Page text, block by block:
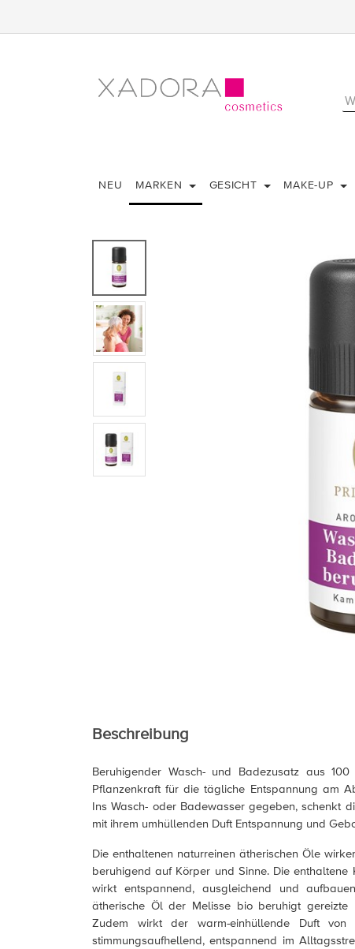
NEU MARKEN GESICHT MAKE-UP
Beschreibung
Beruhigender Wasch- und Badezusatz aus
Pflanzenkraft für die tägliche Entspannung am
Ins Wasch- oder Badewasser gegeben, schenkt
mit ihrem umhüllenden Duft Entspannung und
Die enthaltenen naturreinen ätherischen Öle
beruhigend auf Körper und Sinne. Die enthaltene
wirkt entspannend, ausgleichend und
ätherische Öl der Melisse bio beruhigt gereizte
Zudem wirkt der warm-einhüllende Duft von
stimmungsaufhellend, entspannend im